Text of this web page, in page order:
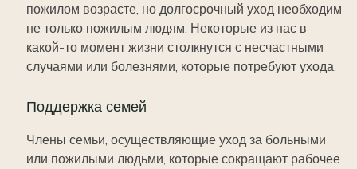
пожилом возрасте, но долгосрочный уход необходим
не только пожилым людям. Некоторые из нас в
какой-то момент жизни столкнутся с несчастными
случаями или болезнями, которые потребуют ухода.
Поддержка семей
Члены семьи, осуществляющие уход за больными
или пожилыми людьми, которые сокращают рабочее